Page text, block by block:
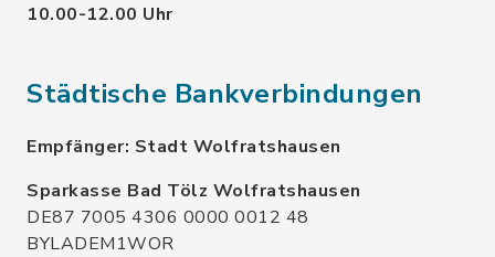
10.00-12.00 Uhr
Städtische Bankverbindungen
Empfänger: Stadt Wolfratshausen
Sparkasse Bad Tölz Wolfratshausen
DE87 7005 4306 0000 0012 48
BYLADEM1WOR